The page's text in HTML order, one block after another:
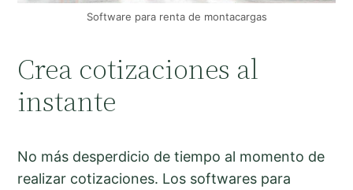
Software para renta de montacargas
Crea cotizaciones al
instante
No más desperdicio de tiempo al momento de
realizar cotizaciones. Los softwares para